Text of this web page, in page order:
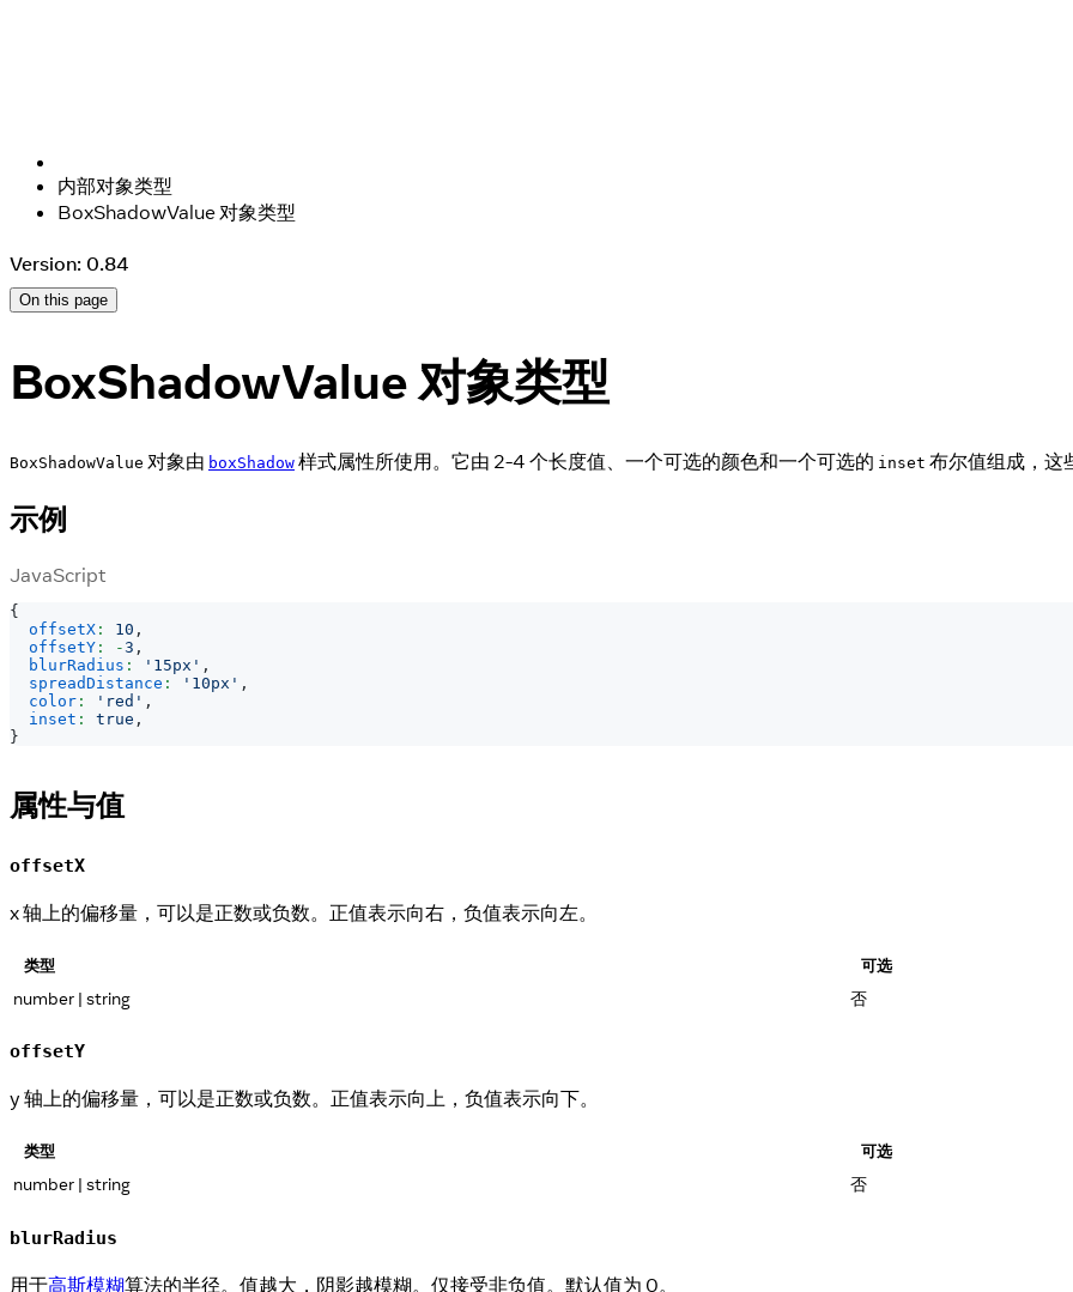
内部对象类型
BoxShadowValue 对象类型
Version: 0.84
On this page
BoxShadowValue 对象类型
BoxShadowValue 对象由 boxShadow 样式属性所使用。它由 2-4 个长度值、一个可选的颜色和一个可选的 inset 布尔值组成，这
示例
JavaScript
{
offsetX : 10 ,
offsetY : -3 ,
blurRadius : '15px' ,
spreadDistance : '10px' ,
color : 'red' ,
inset : true ,
}
属性与值
offsetX
x 轴上的偏移量，可以是正数或负数。正值表示向右，负值表示向左。
类型 可选
number | string 否
offsetY
y 轴上的偏移量，可以是正数或负数。正值表示向上，负值表示向下。
类型 可选
number | string 否
blurRadius
用于高斯模糊算法的半径。值越大，阴影越模糊。仅接受非负值。默认值为 0。